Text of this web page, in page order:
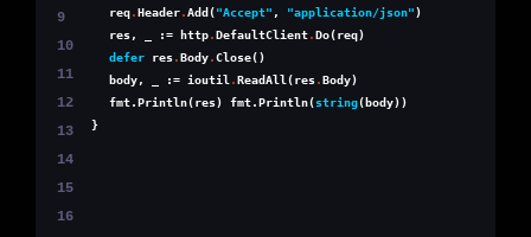
9
10
11
12
13
14
15
16
req.Header.Add("Accept" , "application/json")
res, _ := http.DefaultClient.Do(req)
defer res.Body.Close()
body, _ := ioutil .ReadAll(res.Body)
fmt.Println(res) fmt.Println(string(body))
}